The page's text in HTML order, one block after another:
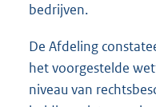
bedrijven.
De Afdeling
het voorgestelde
niveau van